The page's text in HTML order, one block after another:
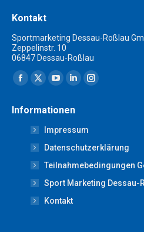
Kontakt
Sportmarketing Dessau-Roßlau
Zeppelinstr. 10
06847 Dessau-Roßlau
Finden Sie uns auf:
Facebook
opens
new
window
X
opens
in
new
window
YouTube
opens
in
new
window
Linkedin
opens
in
new
window
Instagram
new
window
Informationen
Impressum
Datenschutzerklärung
Teilnahmebedingungen
Sport Marketing Dessau-
Kontakt